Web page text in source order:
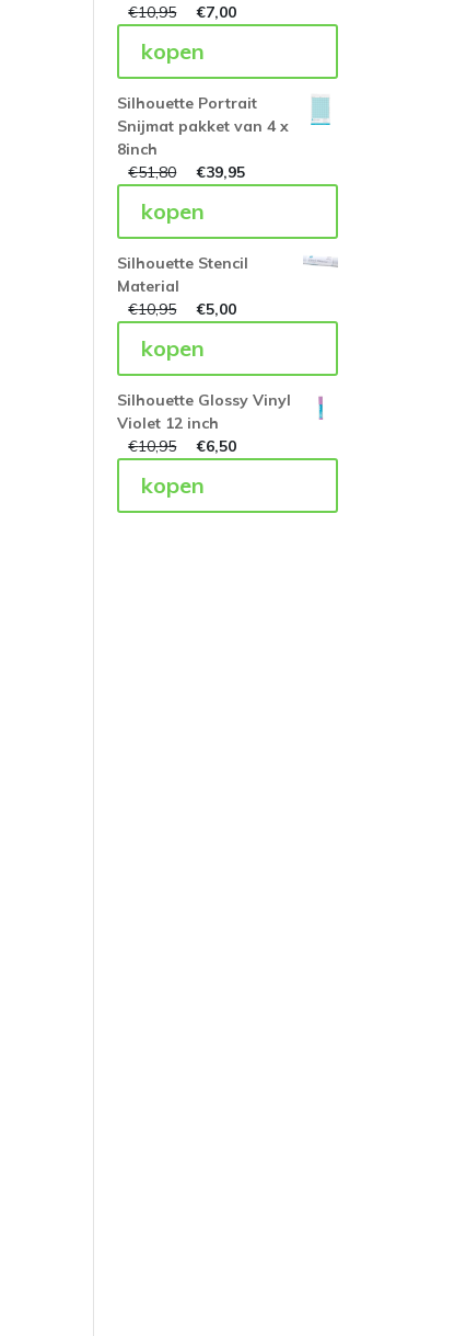
€10,95 €7,00
kopen
Silhouette Portrait
Snijmat pakket van 4 x
8inch
€51,80 €39,95
kopen
Silhouette Stencil
Material
€10,95 €5,00
kopen
Silhouette Glossy Vinyl
Violet 12 inch
€10,95 €6,50
kopen